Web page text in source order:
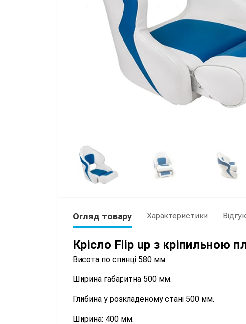
Огляд товару Характеристики
Крісло Flip up з кріпильною
Висота по спинці 580 мм.
Ширина габаритна 500 мм.
Глибина у розкладеному стані 500 мм.
Ширина: 400 мм.